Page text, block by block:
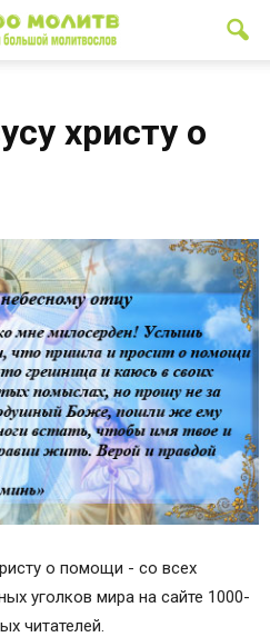
христу о
о помощи - со всех
уголков мира на сайте 1000-
читателей.